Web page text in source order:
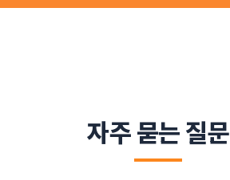
자주 묻는 질문